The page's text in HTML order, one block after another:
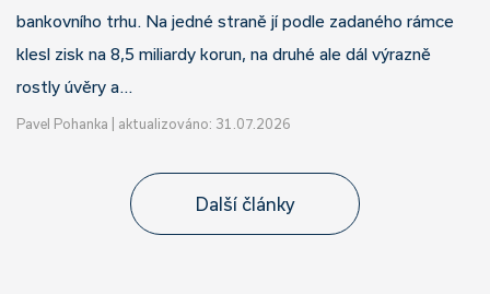
bankovního trhu. Na jedné straně jí podle zadaného rámce
klesl zisk na 8,5 miliardy korun, na druhé ale dál výrazně
rostly úvěry a…
Pavel Pohanka aktualizováno: 31.07.2026
Další články